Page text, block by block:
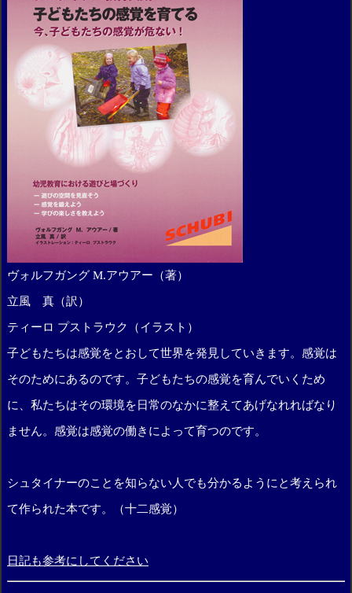
ヴォルフガング M.アウアー（著）
立風 真（訳）
ティーロ プストラウク（イラスト）
子どもたちは感覚をとおして世界を発見していきます。感覚は
そのためにあるのです。子どもたちの感覚を育んでいくため
に、私たちはその環境を日常のなかに整えてあげなれればなり
ません。感覚は感覚の働きによって育つのです。
シュタイナーのことを知らない人でも分かるようにと考えられ
て作られた本です。（十二感覚）
日記も参考にしてください